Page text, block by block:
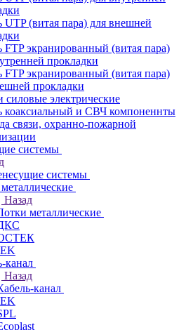
UTP (витая пара) для внешней
FTP экранированный (витая пара)
прокладки
FTP экранированный (витая пара)
прокладки
силовые электрические
коаксиальный и СВЧ компоненнты
связи, охранно-пожарной
системы
системы
Назад
металлические
канал
Назад
канал